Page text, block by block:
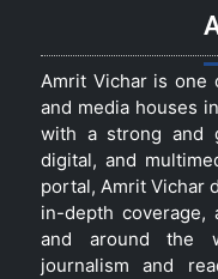
Amrit Vichar is one
and media houses
with a strong and
digital, and
portal, Amrit Vichar
in-depth coverage,
and around the
journalism and